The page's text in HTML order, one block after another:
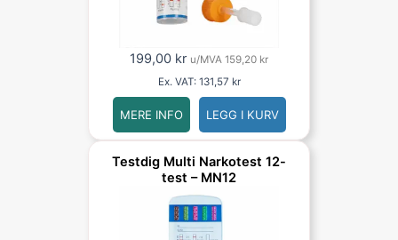
199,00 kr u/MVA 159,20 kr
Ex. VAT: 131,57 kr
MERE INFO LEGG I KURV
Testdig Multi Narkotest 12-
test – MN12